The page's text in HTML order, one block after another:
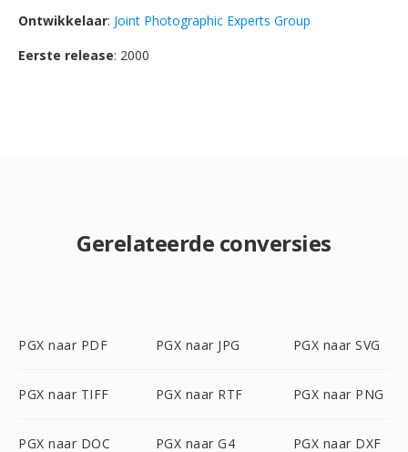
Ontwikkelaar: Joint Photographic Experts Group
Eerste release: 2000
Gerelateerde conversies
PGX naar PDF PGX naar JPG PGX naar SVG
PGX naar TIFF PGX naar RTF PGX naar PNG
PGX naar DOC PGX naar G4 PGX naar DXF